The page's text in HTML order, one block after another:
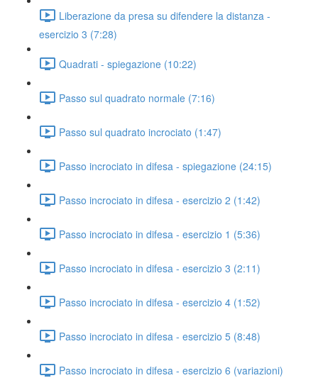
Liberazione da presa su difendere la distanza -
esercizio 3 (7:28)
Quadrati - spiegazione (10:22)
Passo sul quadrato normale (7:16)
Passo sul quadrato incrociato (1:47)
Passo incrociato in difesa - spiegazione (24:15)
Passo incrociato in difesa - esercizio 2 (1:42)
Passo incrociato in difesa - esercizio 1 (5:36)
Passo incrociato in difesa - esercizio 3 (2:11)
Passo incrociato in difesa - esercizio 4 (1:52)
Passo incrociato in difesa - esercizio 5 (8:48)
Passo incrociato in difesa - esercizio 6 (variazioni)